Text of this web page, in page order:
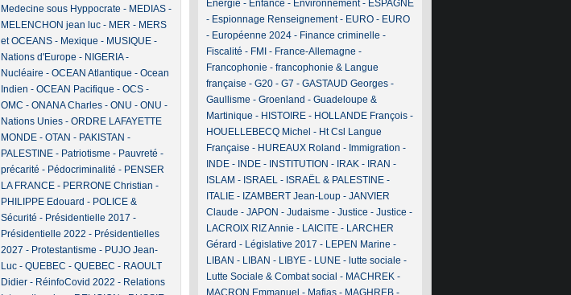
Medecine sous Hyppocrate - MEDIAS-
MELENCHON jean luc- MER - MERS
et OCEANS- Mexique - MUSIQUE-
Nations d'Europe - NIGERIA-
Nucléaire - OCEAN Atlantique - Ocean
Indien - OCEAN Pacifique - OCS-
OMC - ONANA Charles- ONU - ONU -
Nations Unies- ORDRE LAFAYETTE
MONDE- OTAN - PAKISTAN -
PALESTINE- Patriotisme - Pauvreté -
précarité - Pédocriminalité - PENSER
LA FRANCE- PERRONE Christian -
PHILIPPE Edouard - POLICE &
Sécurité - Présidentielle 2017 -
Présidentielle 2022 - Présidentielles
2027 - Protestantisme - PUJO Jean-
Luc- QUEBEC - QUEBEC - RAOULT
Didier- RéinfoCovid 2022 - Relations
Energie - Enfance - Environnement- ESPAGNE
- Espionnage Renseignement- EURO- EURO
- Européenne 2024- Finance criminelle -
Fiscalité - FMI - France-Allemagne -
Francophonie - francophonie & Langue
française - G20- G7 - GASTAUD Georges-
Gaullisme - Groenland - Guadeloupe &
Martinique - HISTOIRE- HOLLANDE François-
HOUELLEBECQ Michel - Ht Csl Langue
Française - HUREAUX Roland - Immigration -
INDE- INDE- INSTITUTION - IRAK- IRAN -
ISLAM - ISRAEL- ISRAËL & PALESTINE-
ITALIE- IZAMBERT Jean-Loup- JANVIER
Claude - JAPON - Judaisme - Justice - Justice -
LACROIX RIZ Annie - LAICITE- LARCHER
Gérard - Législative 2017 - LEPEN Marine -
LIBAN - LIBAN - LIBYE- LUNE- lutte sociale -
Lutte Sociale & Combat social - MACHREK-
MACRON Emmanuel - Mafias- MAGHREB-